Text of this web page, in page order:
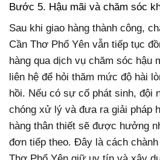
Bước 5. Hậu mãi và chăm sóc
Sau khi giao hàng thành công,
Cần Thơ Phổ Yên vẫn tiếp tục
hàng qua dịch vụ chăm sóc hậu
liên hệ để hỏi thăm mức độ hài
hồi. Nếu có sự cố phát sinh, đội
chóng xử lý và đưa ra giải pháp
hàng thân thiết sẽ được hưởng
đơn tiếp theo. Đây là cách